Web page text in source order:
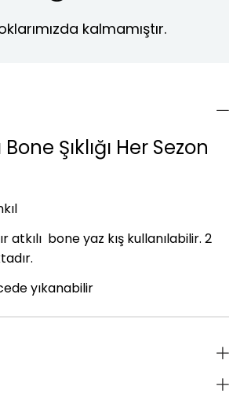
kalmamıştır.
Şıklığı Her Sezon
atkılı bone yaz kış kullanılabilir. 2
yıkanabilir